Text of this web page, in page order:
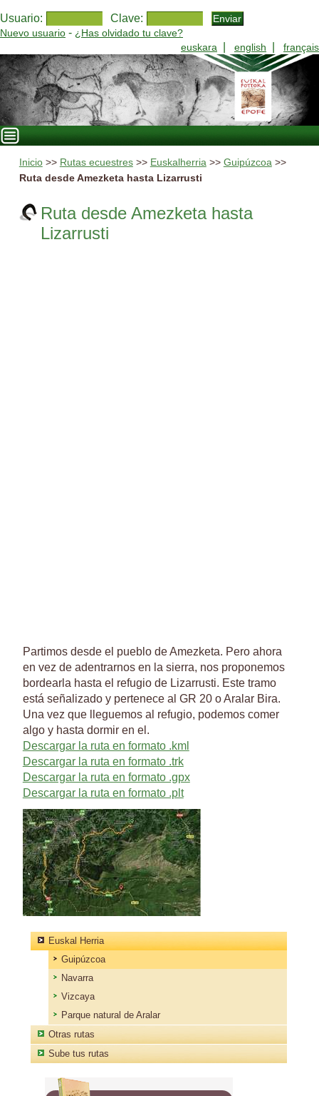
Usuario: Clave:
Nuevo usuario - ¿Has olvidado tu clave?
euskara
english français
Inicio>> Rutas ecuestres>> Euskalherria>> Guipúzcoa>>
Ruta desde Amezketa hasta Lizarrusti
Ruta desde Amezketa hasta
Lizarrusti
Partimos desde el pueblo de Amezketa. Pero ahora
en vez de adentrarnos en la sierra, nos proponemos
bordearla hasta el refugio de Lizarrusti. Este tramo
está señalizado y pertenece al GR 20 o Aralar Bira.
Una vez que lleguemos al refugio, podemos comer
algo y hasta dormir en el.
Descargar la ruta en formato .kml
Descargar la ruta en formato .trk
Descargar la ruta en formato .gpx
Descargar la ruta en formato .plt
Euskal Herria
Guipúzcoa
Navarra
Vizcaya
Parque natural de Aralar
Otras rutas
Sube tus rutas